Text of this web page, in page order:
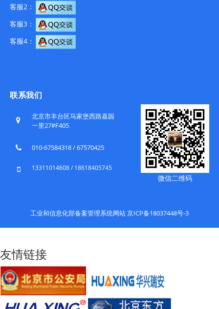
客服2：
客服3：
客服4：
联系我们
北京市丰台区马家堡西路嘉园
一里27#F405
010-67584318 / 67570425
13311014608 / 18618405745
微信二维码
工业和信息化部备案管理系统网站 京ICP备18037448号-3
友情链接